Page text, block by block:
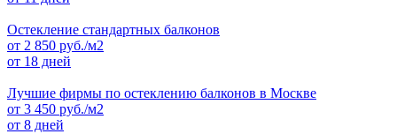
Остекление стандартных балконов
от 2 850 руб./м2
от 18 дней
Лучшие фирмы по остеклению балконов в Москве
от 3 450 руб./м2
от 8 дней